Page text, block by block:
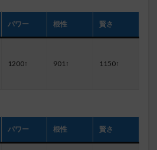
パワー 根性 賢さ
1200↑ 901↑ 1150↑
パワー 根性 賢さ